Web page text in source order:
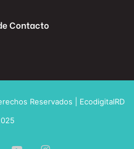
Contacto
Reservados | EcodigitalRD